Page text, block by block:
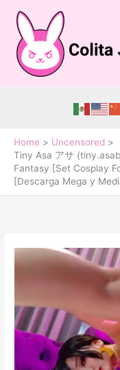
content
Home
Uncensored
Tiny Asa アサ
Fantasy [Set Cosplay
[Descarga Mega y